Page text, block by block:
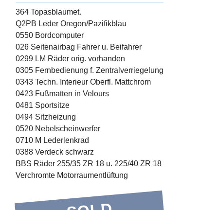
364 Topasblaumet.
Q2PB Leder Oregon/Pazifikblau
0550 Bordcomputer
026 Seitenairbag Fahrer u. Beifahrer
0299 LM Räder orig. vorhanden
0305 Fernbedienung f. Zentralverriegelung
0343 Techn. Interieur Oberfl. Mattchrom
0423 Fußmatten in Velours
0481 Sportsitze
0494 Sitzheizung
0520 Nebelscheinwerfer
0710 M Lederlenkrad
0388 Verdeck schwarz
BBS Räder 255/35 ZR 18 u. 225/40 ZR 18
Verchromte Motorraumentlüftung